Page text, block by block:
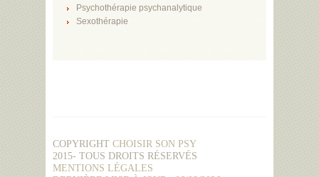
Psychothérapie psychanalytique
Sexothérapie
COPYRIGHT CHOISIR SON PSY
2015- TOUS DROITS RÉSERVÉS
MENTIONS LÉGALES